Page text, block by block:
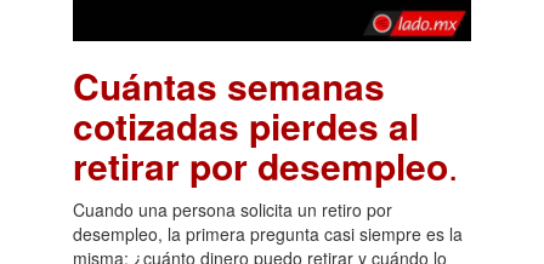
Cuántas semanas
cotizadas pierdes al
retirar por desempleo.
Cuando una persona solicita un retiro por
desempleo, la primera pregunta casi siempre es la
misma: ¿cuánto dinero puedo retirar y cuándo lo